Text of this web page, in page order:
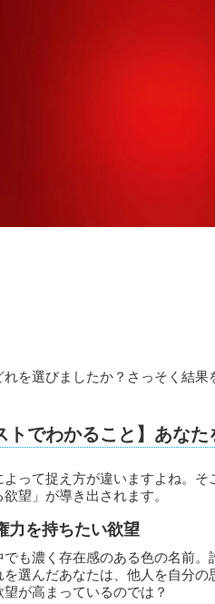
を選びましたか？さっそく結果
トでわかること】あな
って捉え方が違いますよね。
望」が導き出されます。
を持ちたい欲望
でも濃く存在感のある色の名前
を選んだあなたは、他人を自分
が高まっているのでは？